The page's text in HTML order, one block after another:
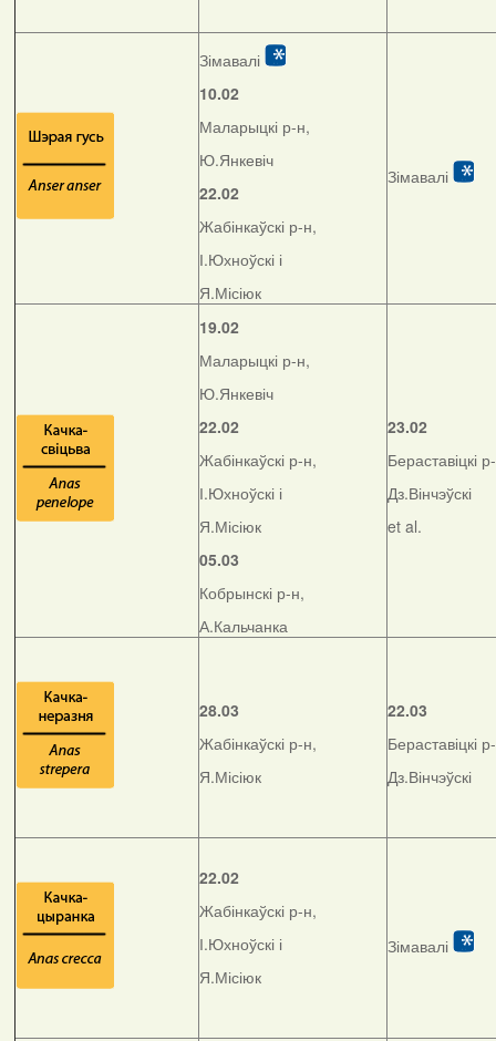
Зімавалі
10.02
Маларыцкі р-н,
Ю.Янкевіч
22.02
Жабінкаўскі р-н,
І.Юхноўскі і
Я.Місіюк
Зімавалі
19.02
Маларыцкі р-н,
Ю.Янкевіч
22.02
Жабінкаўскі р-н,
І.Юхноўскі і
Я.Місіюк
05.03
Кобрынскі р-н,
А.Кальчанка
23.02
Бераставіцкі
Дз.Вінчэўскі
et al.
28.03
Жабінкаўскі р-н,
Я.Місіюк
22.03
Бераставіцкі
Дз.Вінчэўскі
22.02
Жабінкаўскі р-н,
І.Юхноўскі і
Я.Місіюк
Зімавалі